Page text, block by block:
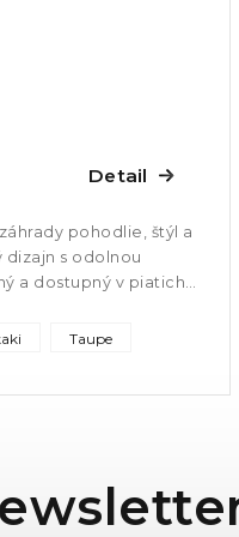
Detail
pohodlie, štýl a
dizajn s odolnou
a dostupný v piatich
Taupe